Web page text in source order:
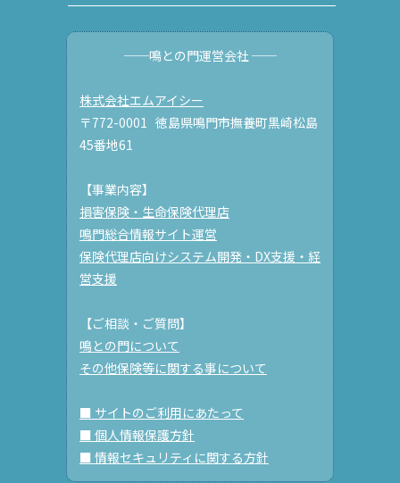
──鳴との門運営会社 ──
株式会社エムアイシー
〒772-0001 徳島県鳴門市撫養町黒崎松島
45番地61
【事業内容】
損害保険・生命保険代理店
鳴門総合情報サイト運営
保険代理店向けシステム開発・DX支援・経
営支援
【ご相談・ご質問】
鳴との門について
その他保険等に関する事について
■ サイトのご利用にあたって
■ 個人情報保護方針
■ 情報セキュリティに関する方針